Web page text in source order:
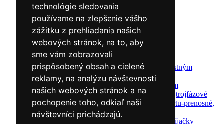
technológie sledovania
používame na zlepšenie vášho
zážitku z prehliadania našich
webových stránok, na to, aby
sme vám zobrazovali
prispôsobený obsah a cielené
reklamy, na analýzu návštevnosti
našich webových stránok a na
pochopenie toho, odkiaľ naši
návštevníci prichádzajú.
Navijaky ručné
Navijaky elektrické
Reťazové kladkostroje
Náradie pre uloženie brzdového systému
Nástroje pre autookná
Nabíjačky/Štartéry
Automatické nabíjačky
Automatické nabíjačky s bezpečnostným
automatickým štartom
Nabíjačky/Štartéry s bezpečnostným
automatickým štartom-jednofázové,trojfázové
Dielenské nabíjačky s funkciou štartu-prenosné,
pojazdné
Mikroprocesorové automatické nabíjačky